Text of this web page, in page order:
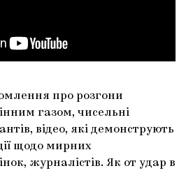
про розгони
газом, чисельні
відео, які демонструють
щодо мирних
журналістів. Як от удар в